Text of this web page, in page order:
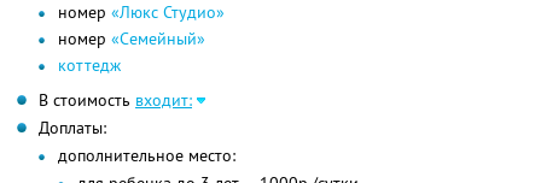
номер «Люкс Студио»
номер «Семейный»
коттедж
В стоимость входит:
Доплаты:
дополнительное место: